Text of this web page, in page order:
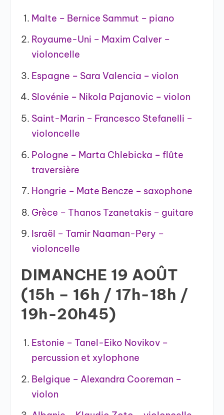
Malte – Bernice Sammut – piano
Royaume-Uni – Maxim Calver –
violoncelle
Espagne – Sara Valencia – violon
Slovénie – Nikola Pajanovic – violon
Saint-Marin – Francesco Stefanelli –
violoncelle
Pologne – Marta Chlebicka – flûte
traversière
Hongrie – Mate Bencze – saxophone
Grèce – Thanos Tzanetakis – guitare
Israël – Tamir Naaman-Pery –
violoncelle
DIMANCHE 19 AOÛT
(15h – 16h / 17h-18h /
19h-20h45)
Estonie – Tanel-Eiko Novikov –
percussion et xylophone
Belgique – Alexandra Cooreman –
violon